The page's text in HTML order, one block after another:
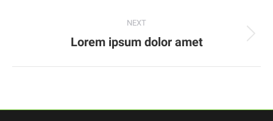
NEXT
Next
Lorem ipsum dolor amet